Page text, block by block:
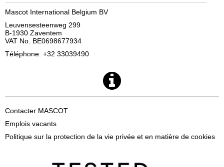
Mascot International Belgium BV
Leuvensesteenweg 299
B-1930 Zaventem
VAT No. BE0698677934
Téléphone: +32 33039490
Contacter MASCOT
Emplois vacants
Politique sur la protection de la vie privée et en matière de cookies